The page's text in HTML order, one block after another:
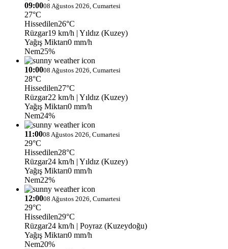
09:0008 Ağustos 2026, Cumartesi
27°C
Hissedilen26°C
Rüzgar19 km/h | Yıldız (Kuzey)
Yağış Miktarı0 mm/h
Nem25%
10:0008 Ağustos 2026, Cumartesi
28°C
Hissedilen27°C
Rüzgar22 km/h | Yıldız (Kuzey)
Yağış Miktarı0 mm/h
Nem24%
11:0008 Ağustos 2026, Cumartesi
29°C
Hissedilen28°C
Rüzgar24 km/h | Yıldız (Kuzey)
Yağış Miktarı0 mm/h
Nem22%
12:0008 Ağustos 2026, Cumartesi
29°C
Hissedilen29°C
Rüzgar24 km/h | Poyraz (Kuzeydoğu)
Yağış Miktarı0 mm/h
Nem20%